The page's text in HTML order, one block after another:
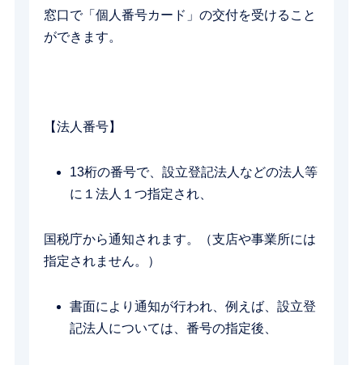
窓口で「個人番号カード」の交付を受けること
ができます。
【法人番号】
13桁の番号で、設立登記法人などの法人等
に１法人１つ指定され、
国税庁から通知されます。（支店や事業所には
指定されません。）
書面により通知が行われ、例えば、設立登
記法人については、番号の指定後、